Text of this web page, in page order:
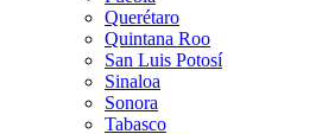
Querétaro
Quintana Roo
San Luis Potosí
Sinaloa
Sonora
Tabasco